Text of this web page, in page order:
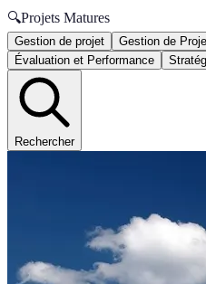
🔍Projets Matures
Gestion de projet Gestion de
Évaluation et Performance
Rechercher